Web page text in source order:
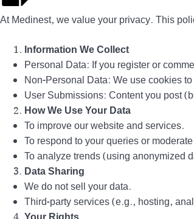
At Medinest, we value your privacy. This
Information We Collect
Personal Data: If you register or
Non-Personal Data: We use cookies
User Submissions: Content you post
How We Use Your Data
To improve our website and services.
To respond to your queries or
To analyze trends (using anonymized
Data Sharing
We do not sell your data.
Third-party services (e.g., hosting,